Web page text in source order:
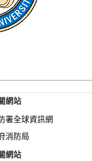
網站
署全球資訊網
消防局
網站